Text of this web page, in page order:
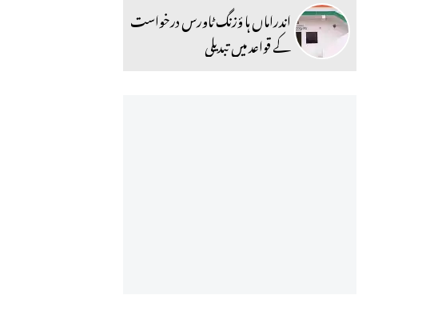
اندراماں ہا ؤزنگ ٹاورس درخواست
کے قواعد میں تبدیلی